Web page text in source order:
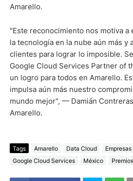
Amarello.
"Este reconocimiento nos motiva a
la tecnología en la nube aún más y
clientes para lograr lo imposible.
Google Cloud Services Partner of
un logro para todos en Amarello.
impulsa aún más nuestro
mundo mejor", — Damián
Amarello.
Tags Amarello Data Cloud Empresas
Google Cloud Services
México Premios